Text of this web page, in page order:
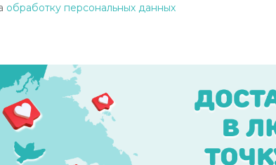
обработку персональных данных